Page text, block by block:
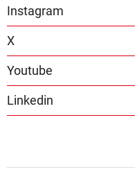
Instagram
X
Youtube
Linkedin